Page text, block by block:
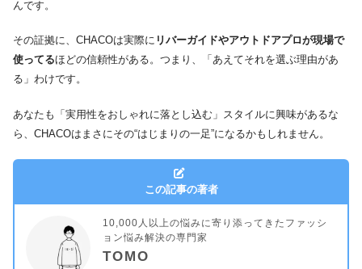
んです。
その証拠に、CHACOは実際に リバーガイドやアウトドアプロが現場で
使ってるほどの信頼性がある。つまり、「あえてそれを選ぶ理由があ
る」わけです。
あなたも「実用性をおしゃれに落とし込む」スタイルに興味があるな
ら、CHACOはまさにその“はじまりの一足”になるかもしれません。
この記事の著者
10,000人以上の悩みに寄り添ってきたファッシ
ョン悩み解決の専門家
TOMO